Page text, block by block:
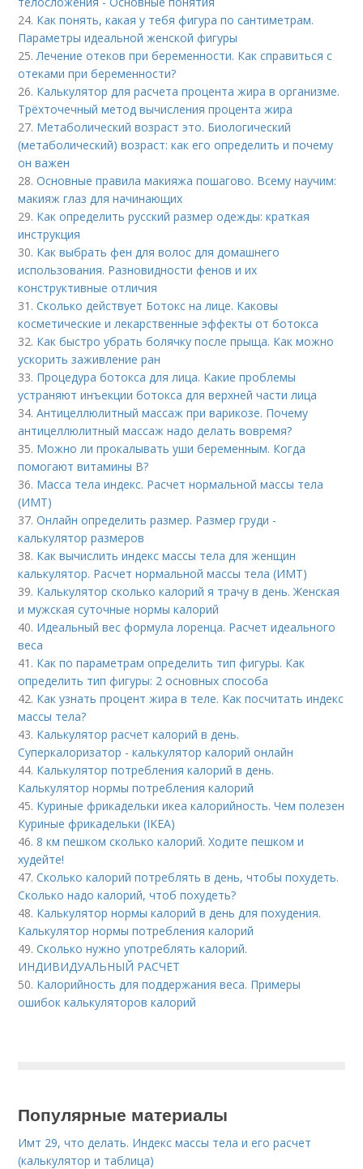
24. Как понять, какая у тебя фигура по сантиметрам.
Параметры идеальной женской фигуры
25. Лечение отеков при беременности. Как справиться с
отеками при беременности?
26. Калькулятор для расчета процента жира в организме.
Трёхточечный метод вычисления процента жира
27. Метаболический возраст это. Биологический
(метаболический) возраст: как его определить и почему
он важен
28.Основные правила макияжа пошагово. Всему научим:
макияж глаз для начинающих
29. Как определить русский размер одежды: краткая
инструкция
30. Как выбрать фен для волос для домашнего
использования. Разновидности фенов и их
конструктивные отличия
31.Сколько действует Ботокс на лице. Каковы
косметические и лекарственные эффекты от ботокса
32. Как быстро убрать болячку после прыща. Как можно
ускорить заживление ран
33. Процедура ботокса для лица. Какие проблемы
устраняют инъекции ботокса для верхней части лица
34.Антицеллюлитный массаж при варикозе. Почему
антицеллюлитный массаж надо делать вовремя?
35. Можно ли прокалывать уши беременным. Когда
помогают витамины B?
36. Масса тела индекс. Расчет нормальной массы тела
(ИМТ)
37.Онлайн определить размер. Размер груди -
калькулятор размеров
38. Как вычислить индекс массы тела для женщин
калькулятор. Расчет нормальной массы тела (ИМТ)
39. Калькулятор сколько калорий я трачу в день. Женская
и мужская суточные нормы калорий
40. Идеальный вес формула лоренца. Расчет идеального
веса
41. Как по параметрам определить тип фигуры. Как
определить тип фигуры: 2 основных способа
42. Как узнать процент жира в теле. Как посчитать индекс
массы тела?
43. Калькулятор расчет калорий в день.
Суперкалоризатор - калькулятор калорий онлайн
44. Калькулятор потребления калорий в день.
Калькулятор нормы потребления калорий
45. Куриные фрикадельки икеа калорийность. Чем полезен
Куриные фрикадельки (IKEA)
46.8 км пешком сколько калорий. Ходите пешком и
худейте!
47.Сколько калорий потреблять в день, чтобы похудеть.
Сколько надо калорий, чтоб похудеть?
48. Калькулятор нормы калорий в день для похудения.
Калькулятор нормы потребления калорий
49.Сколько нужно употреблять калорий.
ИНДИВИДУАЛЬНЫЙ РАСЧЕТ
50. Калорийность для поддержания веса. Примеры
ошибок калькуляторов калорий
Популярные материалы
Имт 29, что делать. Индекс массы тела и его расчет
(калькулятор и таблица)